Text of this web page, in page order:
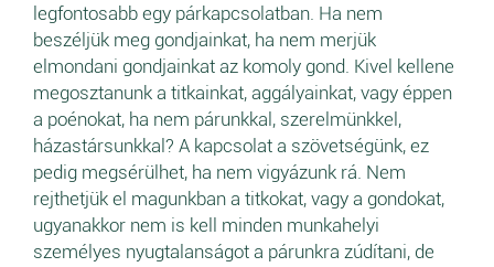
legfontosabb egy párkapcsolatban. Ha nem
beszéljük meg gondjainkat, ha nem merjük
elmondani gondjainkat az komoly gond. Kivel kellene
megosztanunk a titkainkat, aggályainkat, vagy éppen
a poénokat, ha nem párunkkal, szerelmünkkel,
házastársunkkal? A kapcsolat a szövetségünk, ez
pedig megsérülhet, ha nem vigyázunk rá. Nem
rejthetjük el magunkban a titkokat, vagy a gondokat,
ugyanakkor nem is kell minden munkahelyi
személyes nyugtalanságot a párunkra zúdítani, de